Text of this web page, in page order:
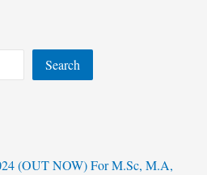
Search
(OUT NOW) For M.Sc, M.A,